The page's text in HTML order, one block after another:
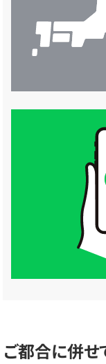
ご都合に併せ